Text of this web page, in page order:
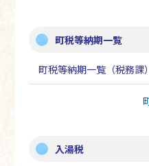
町税等納期一覧
町税等納期一覧（税務課）
入湯税